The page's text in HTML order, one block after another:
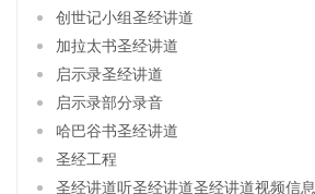
创世记小组圣经讲道
加拉太书圣经讲道
启示录圣经讲道
启示录部分录音
哈巴谷书圣经讲道
圣经工程
圣经讲道听圣经讲道圣经讲道视频信息